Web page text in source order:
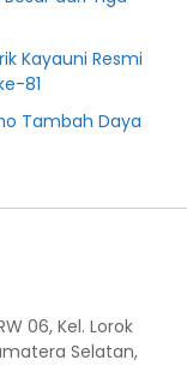
Kayauni Resmi
81
Tambah Daya
06, Kel. Lorok
Selatan,